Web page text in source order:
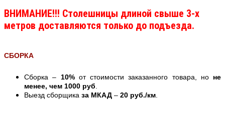
ВНИМАНИЕ!!! Столешницы длиной свыше 3-х
метров доставляются только до подъезда.
СБОРКА
Сборка – 10%от стоимости заказанного товара, но не
менее, чем 1000 руб
Выезд сборщика за МКАД – 20 руб./км